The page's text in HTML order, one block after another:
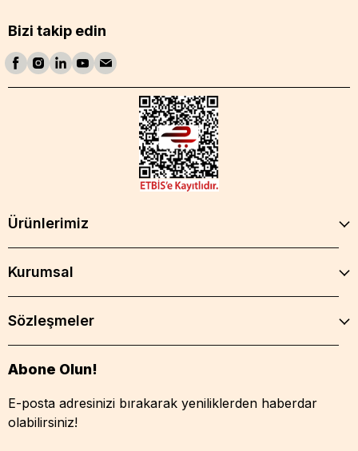
Bizi takip edin
Ürünlerimiz
Kurumsal
Sözleşmeler
Abone Olun!
E-posta adresinizi bırakarak yeniliklerden haberdar
olabilirsiniz!